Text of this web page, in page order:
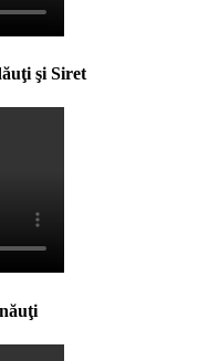
şi Siret